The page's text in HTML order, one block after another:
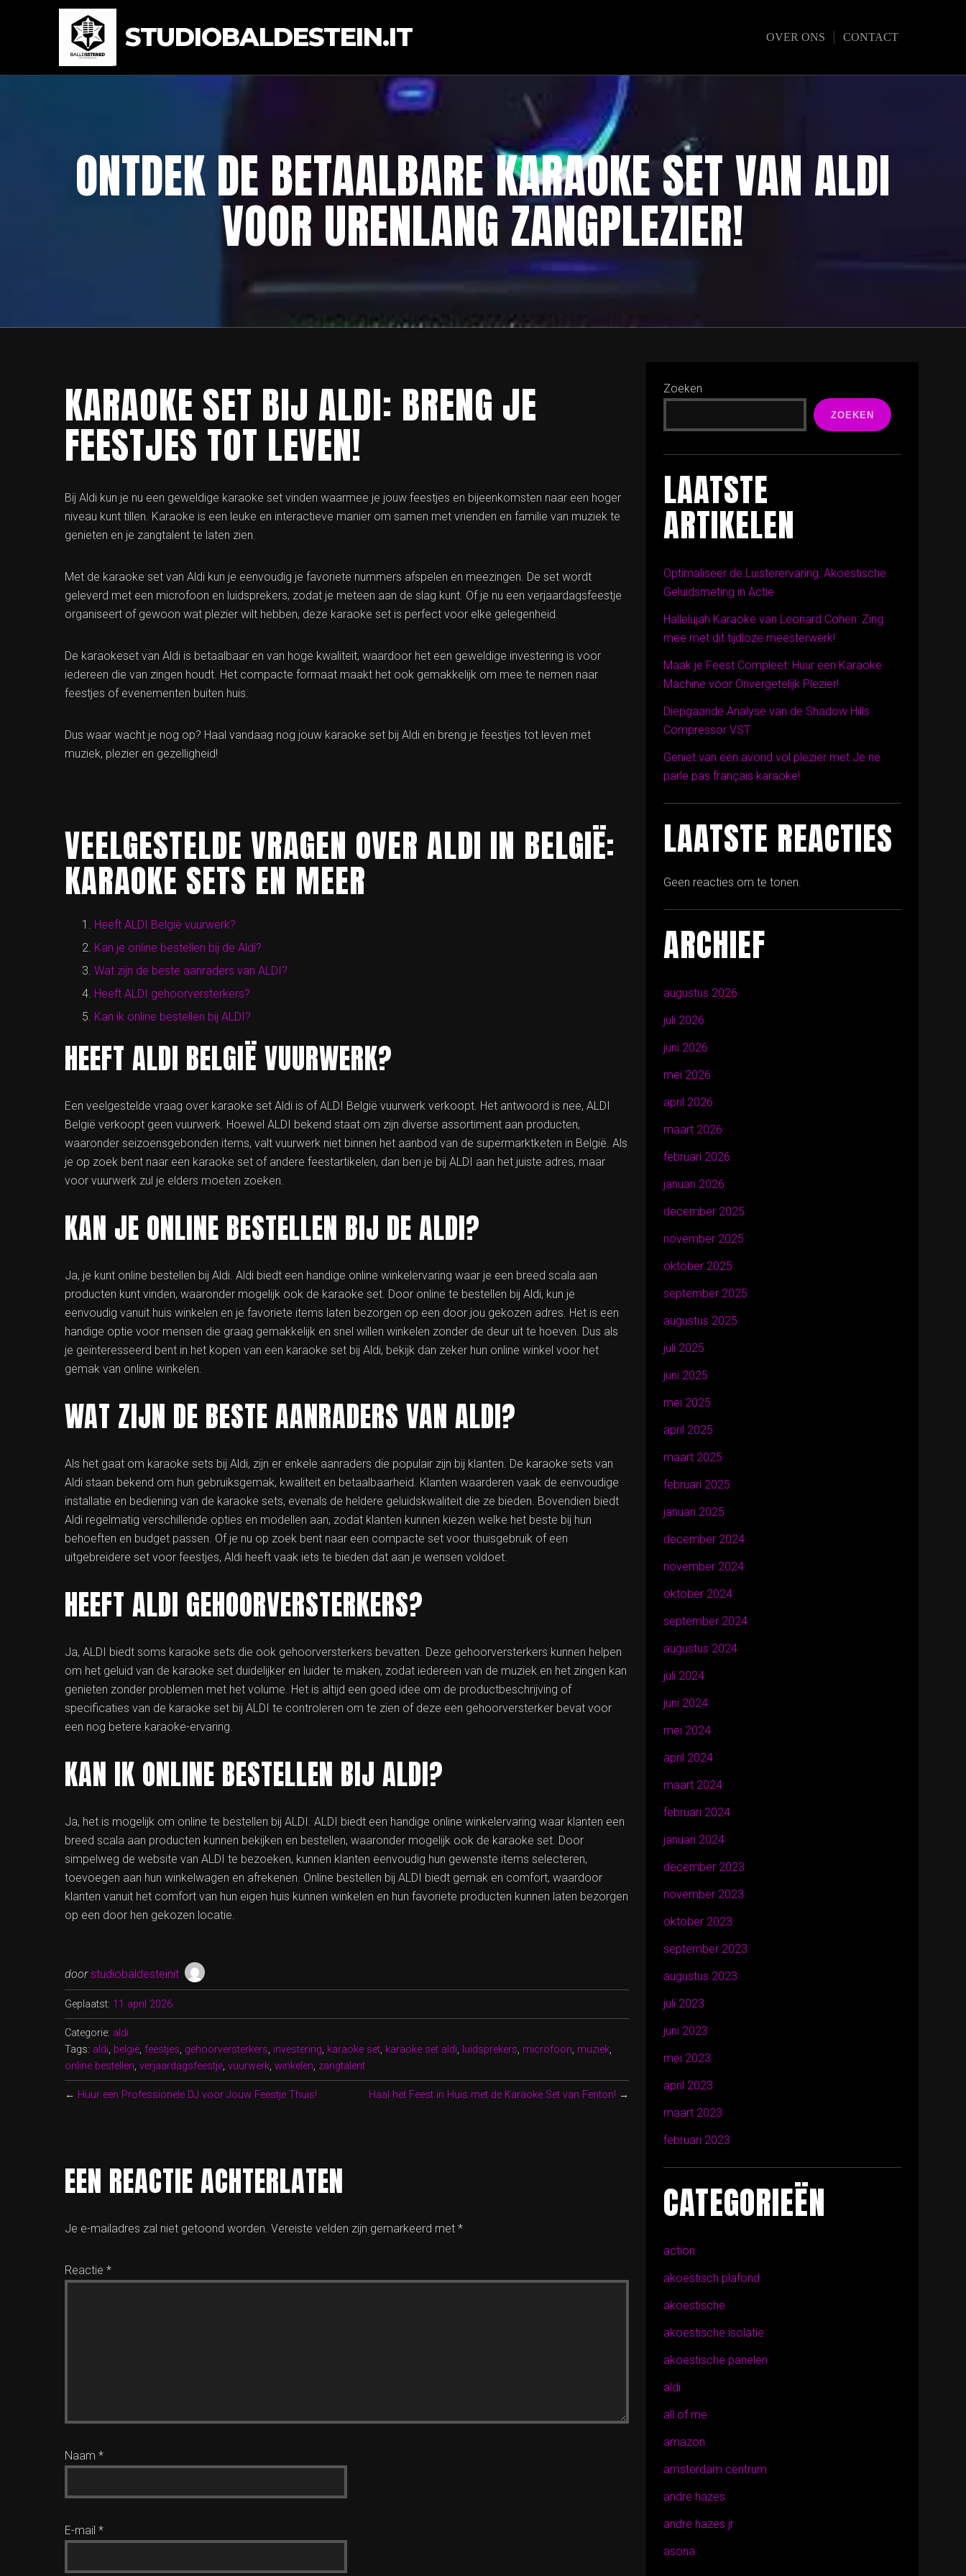
STUDIOBALDESTEIN.IT OVER ONS CONTACT
ONTDEK DE BETAALBARE KARAOKE SET VAN ALDI
VOOR URENLANG ZANGPLEZIER!
KARAOKE SET BIJ ALDI: BRENG JE
FEESTJES TOT LEVEN!
Bij Aldi kun je nu een geweldige karaoke set vinden waarmee je jouw feestjes en bijeenkomsten naar een hoger
niveau kunt tillen. Karaoke is een leuke en interactieve manier om samen met vrienden en familie van muziek te
genieten en je zangtalent te laten zien.
Met de karaoke set van Aldi kun je eenvoudig je favoriete nummers afspelen en meezingen. De set wordt
geleverd met een microfoon en luidsprekers, zodat je meteen aan de slag kunt. Of je nu een verjaardagsfeestje
organiseert of gewoon wat plezier wilt hebben, deze karaoke set is perfect voor elke gelegenheid.
De karaokeset van Aldi is betaalbaar en van hoge kwaliteit, waardoor het een geweldige investering is voor
iedereen die van zingen houdt. Het compacte formaat maakt het ook gemakkelijk om mee te nemen naar
feestjes of evenementen buiten huis.
Dus waar wacht je nog op? Haal vandaag nog jouw karaoke set bij Aldi en breng je feestjes tot leven met
muziek, plezier en gezelligheid!
VEELGESTELDE VRAGEN OVER ALDI IN BELGIË:
KARAOKE SETS EN MEER
Heeft ALDI België vuurwerk?
Kan je online bestellen bij de Aldi?
Wat zijn de beste aanraders van ALDI?
Heeft ALDI gehoorversterkers?
Kan ik online bestellen bij ALDI?
HEEFT ALDI BELGIË VUURWERK?
Een veelgestelde vraag over karaoke set Aldi is of ALDI België vuurwerk verkoopt. Het antwoord is nee, ALDI
België verkoopt geen vuurwerk. Hoewel ALDI bekend staat om zijn diverse assortiment aan producten,
waaronder seizoensgebonden items, valt vuurwerk niet binnen het aanbod van de supermarktketen in België. Als
je op zoek bent naar een karaoke set of andere feestartikelen, dan ben je bij ALDI aan het juiste adres, maar
voor vuurwerk zul je elders moeten zoeken.
KAN JE ONLINE BESTELLEN BIJ DE ALDI?
Ja, je kunt online bestellen bij Aldi. Aldi biedt een handige online winkelervaring waar je een breed scala aan
producten kunt vinden, waaronder mogelijk ook de karaoke set. Door online te bestellen bij Aldi, kun je
eenvoudig vanuit huis winkelen en je favoriete items laten bezorgen op een door jou gekozen adres. Het is een
handige optie voor mensen die graag gemakkelijk en snel willen winkelen zonder de deur uit te hoeven. Dus als
je geïnteresseerd bent in het kopen van een karaoke set bij Aldi, bekijk dan zeker hun online winkel voor het
gemak van online winkelen.
WAT ZIJN DE BESTE AANRADERS VAN ALDI?
Als het gaat om karaoke sets bij Aldi, zijn er enkele aanraders die populair zijn bij klanten. De karaoke sets van
Aldi staan bekend om hun gebruiksgemak, kwaliteit en betaalbaarheid. Klanten waarderen vaak de eenvoudige
installatie en bediening van de karaoke sets, evenals de heldere geluidskwaliteit die ze bieden. Bovendien biedt
Aldi regelmatig verschillende opties en modellen aan, zodat klanten kunnen kiezen welke het beste bij hun
behoeften en budget passen. Of je nu op zoek bent naar een compacte set voor thuisgebruik of een
uitgebreidere set voor feestjes, Aldi heeft vaak iets te bieden dat aan je wensen voldoet.
HEEFT ALDI GEHOORVERSTERKERS?
Ja, ALDI biedt soms karaoke sets die ook gehoorversterkers bevatten. Deze gehoorversterkers kunnen helpen
om het geluid van de karaoke set duidelijker en luider te maken, zodat iedereen van de muziek en het zingen kan
genieten zonder problemen met het volume. Het is altijd een goed idee om de productbeschrijving of
specificaties van de karaoke set bij ALDI te controleren om te zien of deze een gehoorversterker bevat voor
een nog betere karaoke-ervaring.
KAN IK ONLINE BESTELLEN BIJ ALDI?
Ja, het is mogelijk om online te bestellen bij ALDI. ALDI biedt een handige online winkelervaring waar klanten een
breed scala aan producten kunnen bekijken en bestellen, waaronder mogelijk ook de karaoke set. Door
simpelweg de website van ALDI te bezoeken, kunnen klanten eenvoudig hun gewenste items selecteren,
toevoegen aan hun winkelwagen en afrekenen. Online bestellen bij ALDI biedt gemak en comfort, waardoor
klanten vanuit het comfort van hun eigen huis kunnen winkelen en hun favoriete producten kunnen laten bezorgen
op een door hen gekozen locatie.
door studiobaldesteinit
Geplaatst: 11 april 2026
Categorie: aldi
Tags: aldi, belgië, feestjes, gehoorversterkers, investering, karaoke set, karaoke set aldi, luidsprekers, microfoon, muziek,
online bestellen, verjaardagsfeestje, vuurwerk, winkelen, zangtalent
← Huur een Professionele DJ voor Jouw Feestje Thuis! Haal het Feest in Huis met de Karaoke Set van Fenton! →
EEN REACTIE ACHTERLATEN
Je e-mailadres zal niet getoond worden. Vereiste velden zijn gemarkeerd met *
Reactie *
Naam *
E-mail *
Zoeken
ZOEKEN
LAATSTE
ARTIKELEN
Optimaliseer de Luisterervaring: Akoestische
Geluidsmeting in Actie
Hallelujah Karaoke van Leonard Cohen: Zing
mee met dit tijdloze meesterwerk!
Maak je Feest Compleet: Huur een Karaoke
Machine voor Onvergetelijk Plezier!
Diepgaande Analyse van de Shadow Hills
Compressor VST
Geniet van een avond vol plezier met Je ne
parle pas français karaoke!
LAATSTE REACTIES
Geen reacties om te tonen.
ARCHIEF
augustus 2026
juli 2026
juni 2026
mei 2026
april 2026
maart 2026
februari 2026
januari 2026
december 2025
november 2025
oktober 2025
september 2025
augustus 2025
juli 2025
juni 2025
mei 2025
april 2025
maart 2025
februari 2025
januari 2025
december 2024
november 2024
oktober 2024
september 2024
augustus 2024
juli 2024
juni 2024
mei 2024
april 2024
maart 2024
februari 2024
januari 2024
december 2023
november 2023
oktober 2023
september 2023
augustus 2023
juli 2023
juni 2023
mei 2023
april 2023
maart 2023
februari 2023
CATEGORIEËN
action
akoestisch plafond
akoestische
akoestische isolatie
akoestische panelen
aldi
all of me
amazon
amsterdam centrum
andre hazes
andre hazes jr
asona